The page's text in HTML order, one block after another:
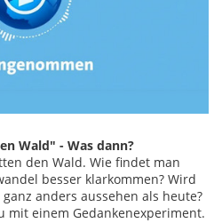
Wald" - Was dann?
den Wald. Wie findet man
besser klarkommen? Wird
anders aussehen als heute?
mit einem Gedankenexperiment.